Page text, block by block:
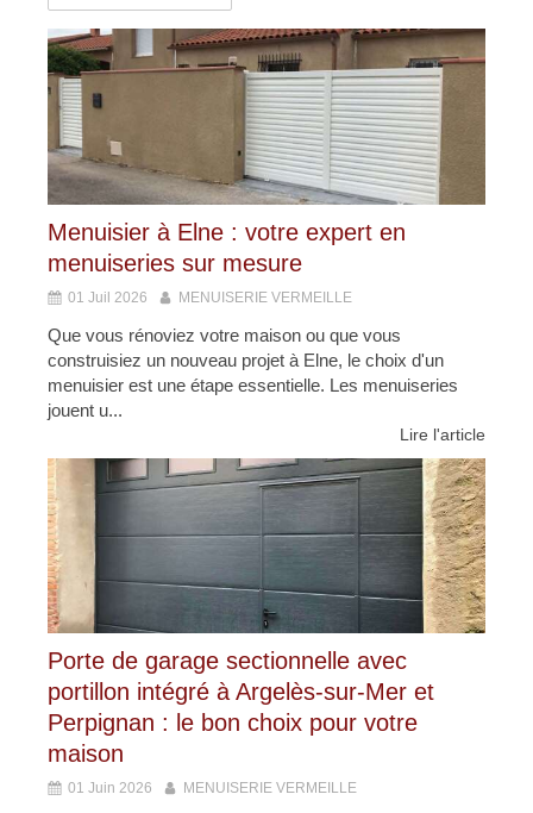
Menuisier à Elne : votre expert en
menuiseries sur mesure
01 Juil 2026 MENUISERIE VERMEILLE
Que vous rénoviez votre maison ou que vous
construisiez un nouveau projet à Elne, le choix d'un
menuisier est une étape essentielle. Les menuiseries
jouent u...
Lire l'article
Porte de garage sectionnelle avec
portillon intégré à Argelès-sur-Mer et
Perpignan : le bon choix pour votre
maison
01 Juin 2026 MENUISERIE VERMEILLE